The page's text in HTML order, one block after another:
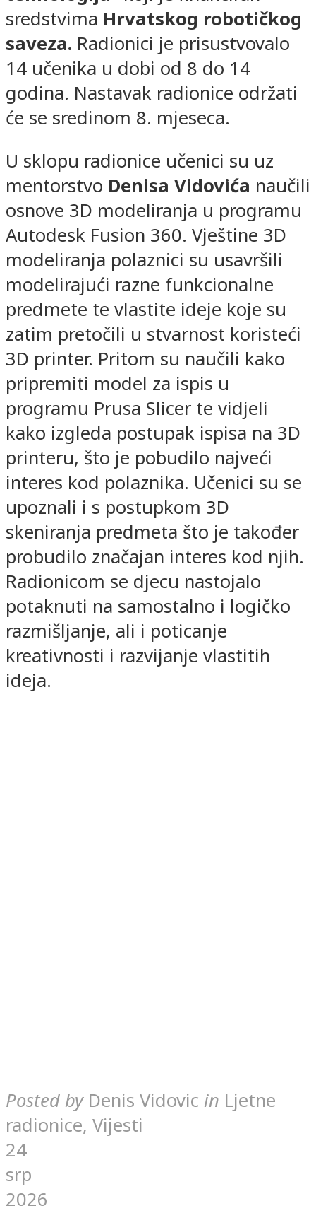
sredstvima Hrvatskog robotičkog
saveza. Radionici je prisustvovalo
14 učenika u dobi od 8 do 14
godina. Nastavak radionice održati
će se sredinom 8. mjeseca.
U sklopu radionice učenici su uz
mentorstvo Denisa Vidovića naučili
osnove 3D modeliranja u programu
Autodesk Fusion 360. Vještine 3D
modeliranja polaznici su usavršili
modelirajući razne funkcionalne
predmete te vlastite ideje koje su
zatim pretočili u stvarnost koristeći
3D printer. Pritom su naučili kako
pripremiti model za ispis u
programu Prusa Slicer te vidjeli
kako izgleda postupak ispisa na 3D
printeru, što je pobudilo najveći
interes kod polaznika. Učenici su se
upoznali i s postupkom 3D
skeniranja predmeta što je također
probudilo značajan interes kod njih.
Radionicom se djecu nastojalo
potaknuti na samostalno i logičko
razmišljanje, ali i poticanje
kreativnosti i razvijanje vlastitih
ideja.
Posted by Denis Vidovic in Ljetne
radionice, Vijesti
24
srp
2026